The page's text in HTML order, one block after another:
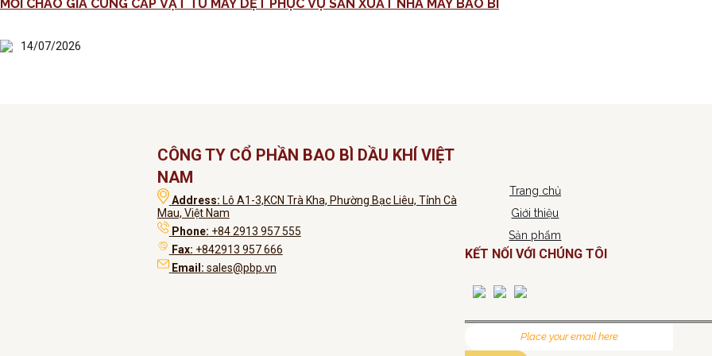
MỜI CHÀO GIÁ CUNG CẤP VẬT TƯ MÁY DỆT PHỤC VỤ SẢN XUẤT NHÀ MÁY BAO BÌ
14/07/2026
CÔNG TY CỔ PHẦN BAO BÌ DẦU KHÍ VIỆT
NAM
Address: Lô A1-3,KCN Trà Kha, Phường Bạc Liêu, Tỉnh Cà
Mau, Việt Nam
Phone: +84 2913 957 555
Fax: +842913 957 666
Email: sales@pbp.vn
Trang chủ
Giới thiệu
Sản phẩm
KẾT NỐI VỚI CHÚNG TÔI